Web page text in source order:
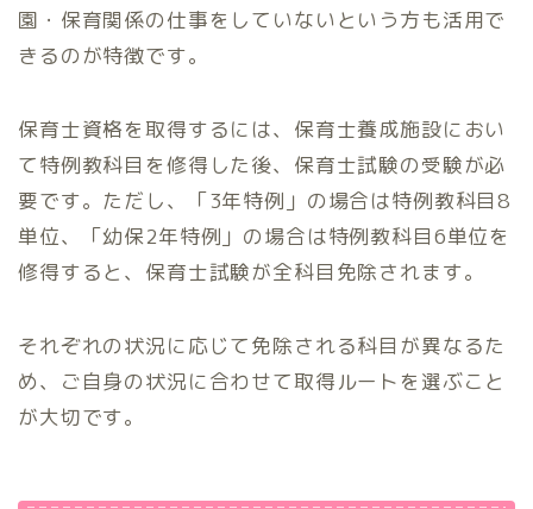
園・保育関係の仕事をしていないという方も活用で
きるのが特徴です。
保育士資格を取得するには、保育士養成施設におい
て特例教科目を修得した後、保育士試験の受験が必
要です。ただし、「3年特例」の場合は特例教科目8
単位、「幼保2年特例」の場合は特例教科目6単位を
修得すると、保育士試験が全科目免除されます。
それぞれの状況に応じて免除される科目が異なるた
め、ご自身の状況に合わせて取得ルートを選ぶこと
が大切です。